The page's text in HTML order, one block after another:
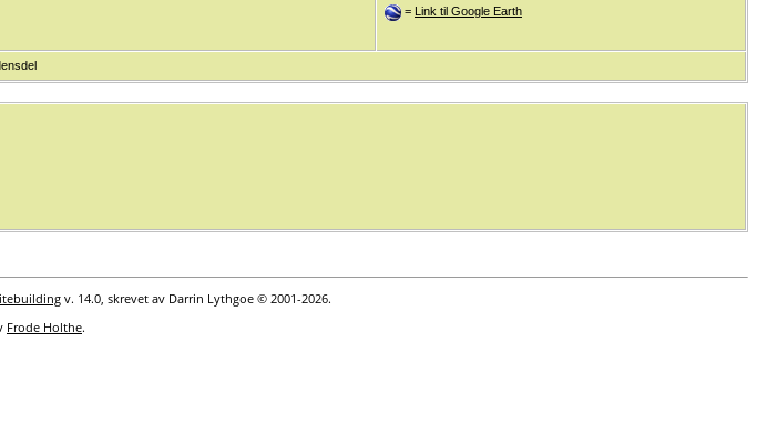
= Link til Google Earth
v. 14.0, skrevet av Darrin Lythgoe © 2001-2026.
Frode Holthe.